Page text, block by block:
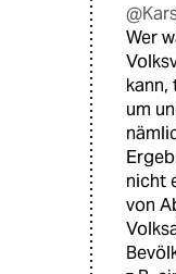
Wer
kann,
um
nicht
von